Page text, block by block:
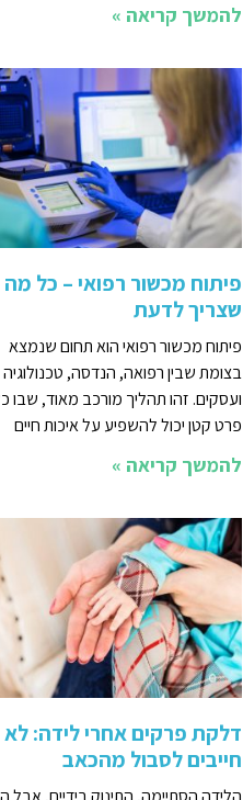
להמשך קריאה »
פיתוח מכשור רפואי – כל מה
שצריך לדעת
פיתוח מכשור רפואי הוא תחום שנמצא
בצומת שבין רפואה, הנדסה, טכנולוגיה
ועסקים. זהו תהליך מורכב מאוד, שבו
פרט קטן יכול להשפיע על איכות חיים
להמשך קריאה »
דלקת פרקים אחרי לידה: לא
חייבים לסבול מהכאב